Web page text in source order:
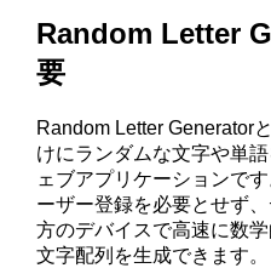
Random Letter
要
Random Letter Generator
けにランダムな文字や単
ェブアプリケーションで
ーザー登録を必要とせず
方のデバイスで高速に数
文字配列を生成できます。